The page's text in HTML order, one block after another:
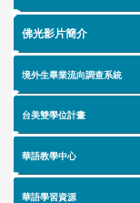
佛光影片簡介
境外生畢業流向調查系統
台美雙學位計畫
華語教學中心
華語學習資源